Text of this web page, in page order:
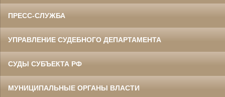
ПРЕСС-СЛУЖБА
УПРАВЛЕНИЕ СУДЕБНОГО ДЕПАРТАМЕНТА
СУДЫ СУБЪЕКТА РФ
МУНИЦИПАЛЬНЫЕ ОРГАНЫ ВЛАСТИ